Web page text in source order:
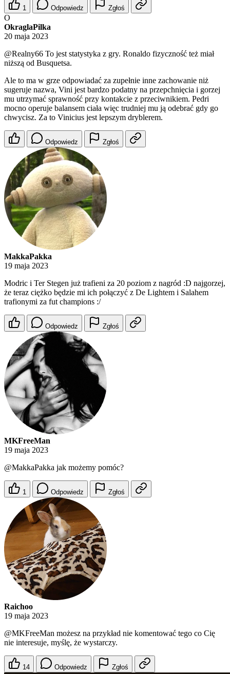
1 Odpowiedz Zgłoś
O
OkraglaPilka
20 maja 2023
@Realny66 To jest statystyka z gry. Ronaldo fizyczność też miał
niższą od Busquetsa.
Ale to ma w grze odpowiadać za zupełnie inne zachowanie niż
sugeruje nazwa, Vini jest bardzo podatny na przepchnięcia i gorzej
mu utrzymać sprawność przy kontakcie z przeciwnikiem. Pedri
mocno operuje balansem ciała więc trudniej mu ją odebrać gdy go
chwycisz. Za to Vinicius jest lepszym dryblerem.
Odpowiedz Zgłoś
MakkaPakka
19 maja 2023
Modric i Ter Stegen już trafieni za 20 poziom z nagród :D najgorzej,
że teraz ciężko będzie mi ich połączyć z De Lightem i Salahem
trafionymi za fut champions :/
Odpowiedz Zgłoś
MKFreeMan
19 maja 2023
@MakkaPakka jak możemy pomóc?
1 Odpowiedz Zgłoś
Raichoo
19 maja 2023
@MKFreeMan możesz na przykład nie komentować tego co Cię
nie interesuje, myślę, że wystarczy.
14 Odpowiedz Zgłoś